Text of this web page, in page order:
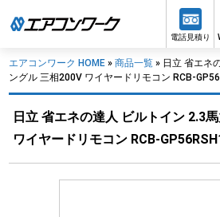
電話見積り
エアコンワーク HOME » 商品一覧 » 日立 省エネ
ングル 三相200V ワイヤードリモコン RCB-
日立 省エネの達人 ビルトイン 2.3
ワイヤードリモコン RCB-